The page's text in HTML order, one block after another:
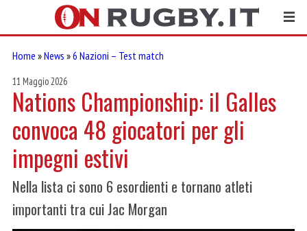
Home »News »6 Nazioni – Test match
11 Maggio 2026
Nations Championship: il Galles
convoca 48 giocatori per gli
impegni estivi
Nella lista ci sono 6 esordienti e tornano atleti
importanti tra cui Jac Morgan